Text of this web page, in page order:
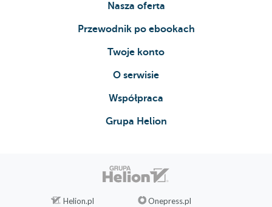
Nasza oferta
Przewodnik po ebookach
Twoje konto
O serwisie
Współpraca
Grupa Helion
Helion.pl
Onepress.pl